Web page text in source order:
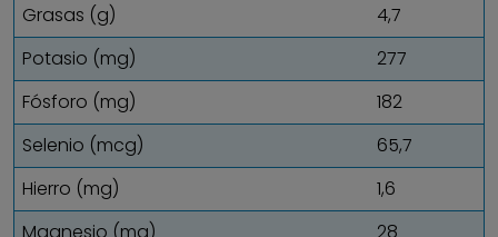
Grasas (g)
4,7
Potasio (mg)
277
Fósforo (mg)
182
Selenio (mcg)
65,7
Hierro (mg)
1,6